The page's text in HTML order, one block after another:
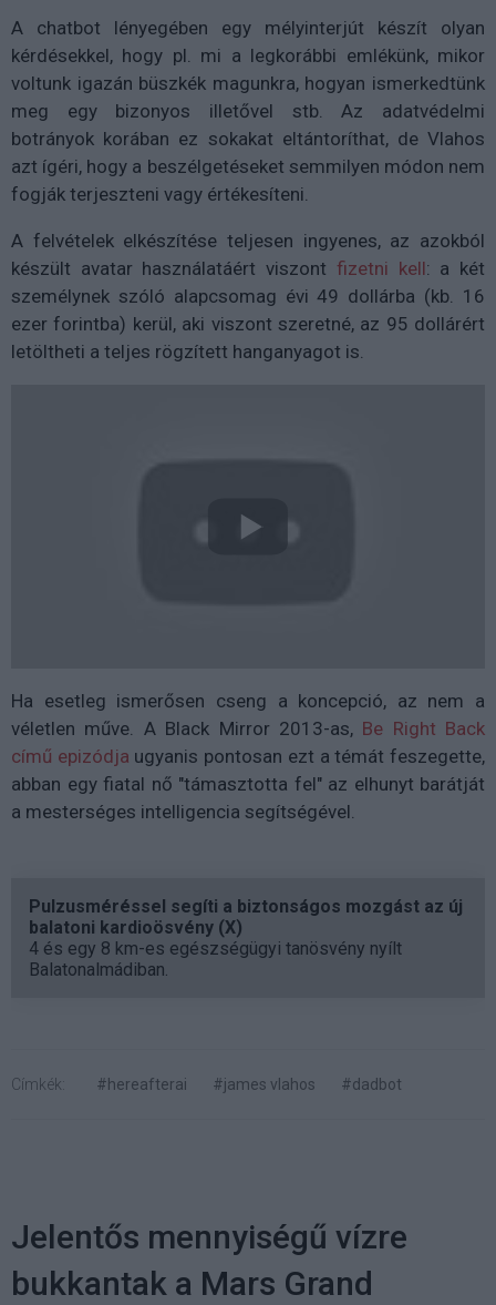
A chatbot lényegében egy mélyinterjút készít olyan
kérdésekkel, hogy pl. mi a legkorábbi emlékünk, mikor
voltunk igazán büszkék magunkra, hogyan ismerkedtünk
meg egy bizonyos illetővel stb. Az adatvédelmi
botrányok korában ez sokakat eltántoríthat, de Vlahos
azt ígéri, hogy a beszélgetéseket semmilyen módon nem
fogják terjeszteni vagy értékesíteni.
A felvételek elkészítése teljesen ingyenes, az azokból
készült avatar használatáért viszont fizetni kell: a két
személynek szóló alapcsomag évi 49 dollárba (kb. 16
ezer forintba) kerül, aki viszont szeretné, az 95 dollárért
letöltheti a teljes rögzített hanganyagot is.
Ha esetleg ismerősen cseng a koncepció, az nem a
véletlen műve. A Black Mirror 2013-as, Be Right Back
című epizódja ugyanis pontosan ezt a témát feszegette,
abban egy fiatal nő "támasztotta fel" az elhunyt barátját
a mesterséges intelligencia segítségével.
Pulzusméréssel segíti a biztonságos mozgást az új
balatoni kardioösvény (X)
4 és egy 8 km-es egészségügyi tanösvény nyílt
Balatonalmádiban.
Címkék: #hereafterai #james vlahos #dadbot
Jelentős mennyiségű vízre
bukkantak a Mars Grand